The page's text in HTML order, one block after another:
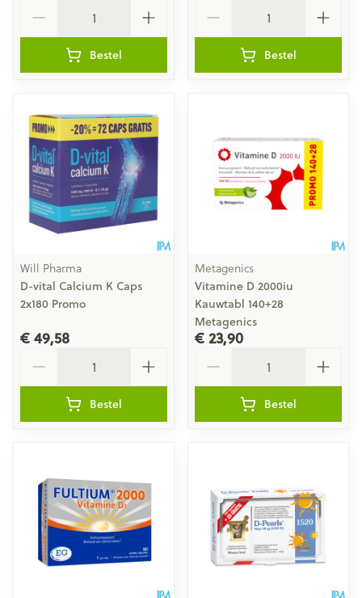
Bestel Bestel
Will Pharma
D-vital Calcium K Caps
2x180 Promo
€ 49,58
Bestel
Metagenics
Vitamine D 2000iu
Kauwtabl 140+28
Metagenics
€ 23,90
Bestel